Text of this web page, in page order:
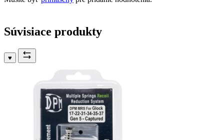
Súvisiace produkty
♥